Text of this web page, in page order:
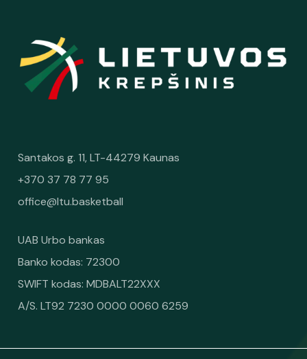
Santakos g. 11, LT-44279 Kaunas
+370 37 78 77 95
office@ltu.basketball
UAB Urbo bankas
Banko kodas: 72300
SWIFT kodas: MDBALT22XXX
A/S. LT92 7230 0000 0060 6259